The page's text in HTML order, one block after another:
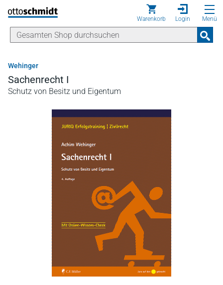
Direkt zum Inhalt
Warenkorb Login Menü
Wehinger
Sachenrecht I
Schutz von Besitz und Eigentum